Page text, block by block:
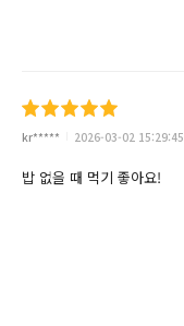
kr***** 2026-03-02 15:29:45
밥 없을 때 먹기 좋아요!